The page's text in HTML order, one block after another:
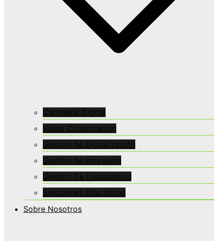
Cartelería Digital
Video Colaboración
Gestión de Digitalización
Gestión de Impresión
Gestión De Dispositivos
Soluciones Educativas
Sobre Nosotros